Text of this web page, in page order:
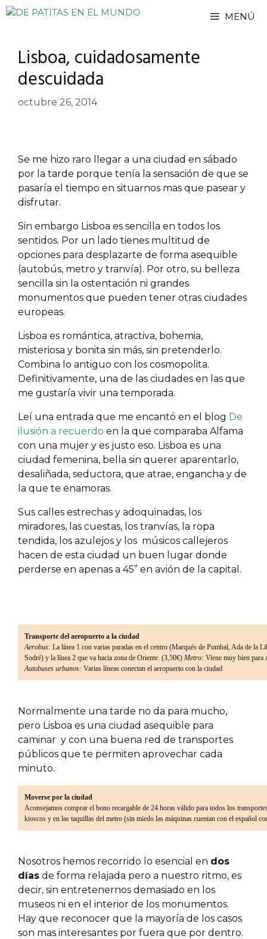
Saltar
MENÚ
Lisboa, cuidadosamente
descuidada
octubre 26, 2014
Se me hizo raro llegar a una ciudad en sábado
por la tarde porque tenía la sensación de que se
pasaría el tiempo en situarnos mas que pasear y
disfrutar.
Sin embargo Lisboa es sencilla en todos los
sentidos. Por un lado tienes multitud de
opciones para desplazarte de forma asequible
(autobús, metro y tranvía). Por otro, su belleza
sencilla sin la ostentación ni grandes
monumentos que pueden tener otras ciudades
europeas.
Lisboa es romántica, atractiva, bohemia,
misteriosa y bonita sin más, sin pretenderlo.
Combina lo antiguo con los cosmopolita.
Definitivamente, una de las ciudades en las que
me gustaría vivir una temporada.
Leí una entrada que me encantó en el blog De
ilusión a recuerdo en la que comparaba Alfama
con una mujer y es justo eso. Lisboa es una
ciudad femenina, bella sin querer aparentarlo,
desaliñada, seductora, que atrae, engancha y de
la que te enamoras.
Sus calles estrechas y adoquinadas, los
miradores, las cuestas, los tranvías, la ropa
tendida, los azulejos y los músicos callejeros
hacen de esta ciudad un buen lugar donde
perderse en apenas a 45” en avión de la capital.
Transporte del aeropuerto a la ciudad
Aerobus: La línea 1 con varias paradas en el centro (Marqués de Pombal, Ada de la
Sodré) y la línea 2 que va hacia zona de Oriente. (3,50€) Metro: Viene muy bien para
Autobuses urbanos: Varias líneas conectan el aeropuerto con la ciudad
Normalmente una tarde no da para mucho,
pero Lisboa es una ciudad asequible para
caminar y con una buena red de transportes
públicos que te permiten aprovechar cada
minuto.
Moverse por la ciudad
Aconsejamos comprar el bono recargable de 24 horas válido para todos los
kioscos y en las taquillas del metro (sin miedo las máquinas cuentan con el español
Nosotros hemos recorrido lo esencial en dos
días de forma relajada pero a nuestro ritmo, es
decir, sin entretenernos demasiado en los
museos ni en el interior de los monumentos.
Hay que reconocer que la mayoría de los casos
son mas interesantes por fuera que por dentro.